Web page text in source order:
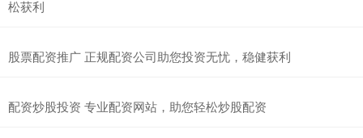
松获利
股票配资推广 正规配资公司助您投资无忧，稳健获利
配资炒股投资 专业配资网站，助您轻松炒股配资